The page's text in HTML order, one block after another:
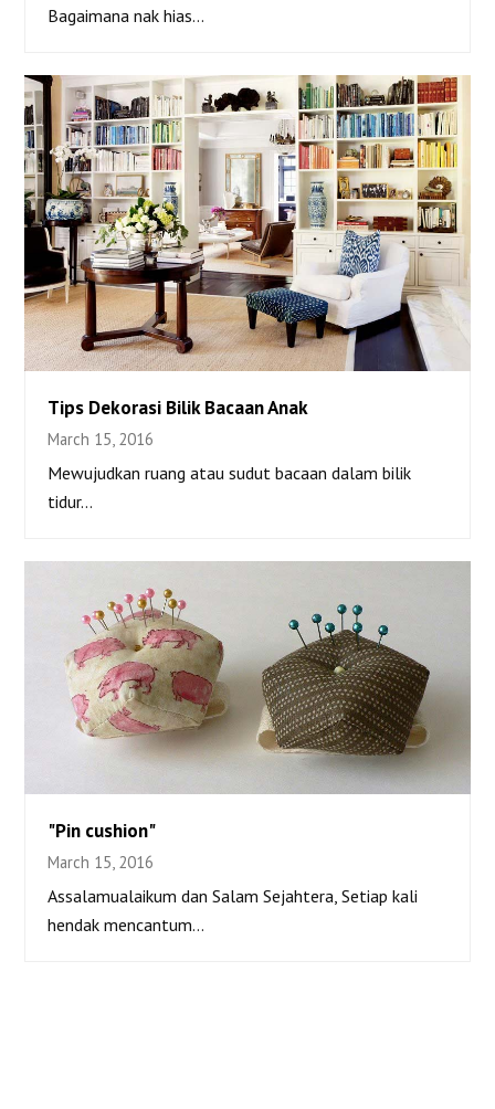
Bagaimana nak hias…
Tips Dekorasi Bilik Bacaan Anak
Tips Dekorasi Bilik Bacaan Anak
March 15, 2016
Mewujudkan ruang atau sudut bacaan dalam bilik
tidur…
“Pin cushion”
"Pin cushion"
March 15, 2016
Assalamualaikum dan Salam Sejahtera, Setiap kali
hendak mencantum…